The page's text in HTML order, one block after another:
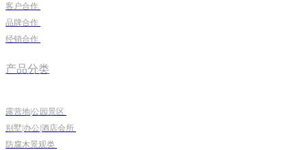
客户合作
品牌合作
经销合作
产品分类
露营地|公园景区
别墅|办公|酒店会所
防腐木景观类